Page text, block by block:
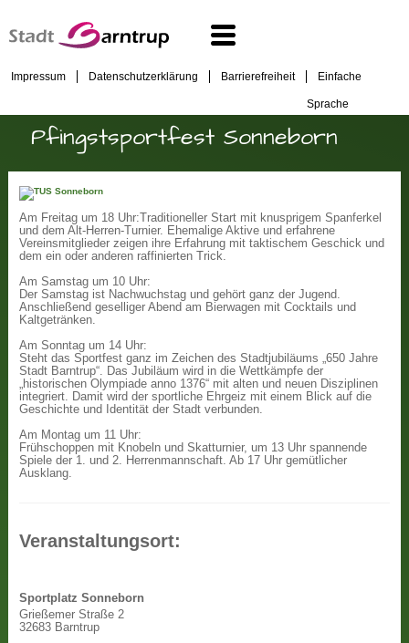
Impressum Datenschutzerklärung Barrierefreiheit Einfache
Sprache
Pfingstsportfest Sonneborn
Am Freitag um 18 Uhr: Traditioneller Start mit knusprigem Spanferkel
und dem Alt-Herren-Turnier. Ehemalige Aktive und erfahrene
Vereinsmitglieder zeigen ihre Erfahrung mit taktischem Geschick und
dem ein oder anderen raffinierten Trick.
Am Samstag um 10 Uhr:
Der Samstag ist Nachwuchstag und gehört ganz der Jugend.
Anschließend geselliger Abend am Bierwagen mit Cocktails und
Kaltgetränken.
Am Sonntag um 14 Uhr:
Steht das Sportfest ganz im Zeichen des Stadtjubiläums „650 Jahre
Stadt Barntrup“. Das Jubiläum wird in die Wettkämpfe der
„historischen Olympiade anno 1376“ mit alten und neuen Disziplinen
integriert. Damit wird der sportliche Ehrgeiz mit einem Blick auf die
Geschichte und Identität der Stadt verbunden.
Am Montag um 11 Uhr:
Frühschoppen mit Knobeln und Skatturnier, um 13 Uhr spannende
Spiele der 1. und 2. Herrenmannschaft. Ab 17 Uhr gemütlicher
Ausklang.
Veranstaltungsort:
Sportplatz Sonneborn
Grießemer Straße 2
32683 Barntrup